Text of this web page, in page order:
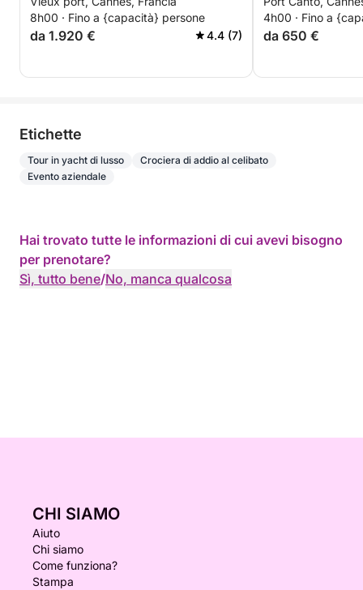
Opzioni disponibili
• Fotografia con drone
• Ristorante sulle isole di Lérins su richiesta
Perché scegliere questa esperienza? ✔️ Uno yacht
✔️ Un'esperienza esclusiva e senza pensieri
✔️ Un perfetto equilibrio tra lusso, relax ed
esplorazione
Théoule-sur-Mer
8h00 · Fino a {capacità} persone
da 1.920 € 4.4 (7)
scoperta delle
Sconto
4h00 · Fino a
da 650 €
Etichette
Tour in yacht di lusso
Crociera di addio al celibato
Evento aziendale
Hai trovato tutte le informazioni di cui avevi bisogno
per prenotare?
Sì, tutto bene/No, manca qualcosa
CHI SIAMO
Aiuto
Chi siamo
Come funziona?
Stampa